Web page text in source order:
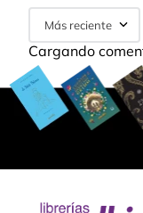
Más reciente
Cargando